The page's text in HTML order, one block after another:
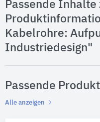
Passende Inhalte
Kabelrohre:
Industriedesign"
Passende
Alle anzeigen